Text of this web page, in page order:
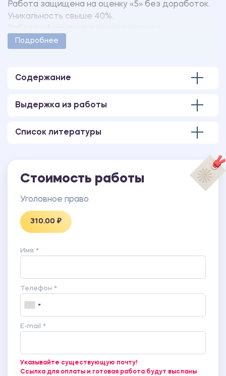
Работа защищена на оценку «5» без доработок.
Уникальность свыше 40%.
методическими указаниями учебного заведения.
Подробнее
Содержание
Выдержка из работы
Список литературы
Стоимость работы
Уголовное право
310.00 ₽
Имя *
Телефон *
E-mail *
Указывайте существующую почту!
Ссылка для оплаты и готовая работа будут высланы